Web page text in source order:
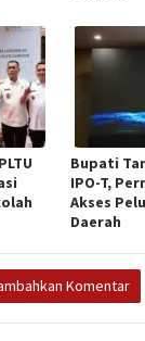
Bupati
IPO-T,
Akses
Daerah
Komentar